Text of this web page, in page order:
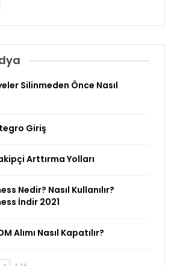
Silinmeden Önce Nasıl
Giriş
Arttırma Yolları
Nedir? Nasıl Kullanılır?
İndir 2021
Alımı Nasıl Kapatılır?